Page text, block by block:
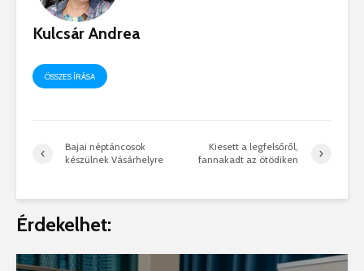
Kulcsár Andrea
ÖSSZES ÍRÁSA
Bajai néptáncosok
készülnek Vásárhelyre
Kiesett a legfelsőről,
fannakadt az ötödiken
Érdekelhet: